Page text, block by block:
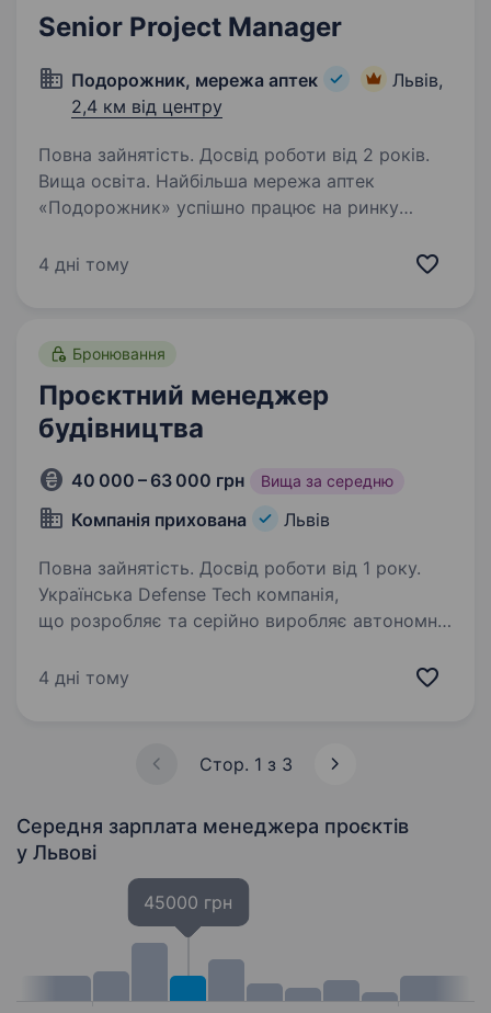
Senior Project Manager
Подорожник, мережа аптек
Львів,
2,4 км від центру
Повна зайнятість. Досвід роботи від 2 років.
Вища освіта. Найбільша мережа аптек
«Подорожник» успішно працює на ринку
і понад 12 000 працівників у всіх регіонах
4 дні тому
Бронювання
Проєктний менеджер
будівництва
40 000 – 63 000 грн Вища за середню
Компанія прихована Львів
Повна зайнятість. Досвід роботи від 1 року.
Українська Defense Tech компанія,
що розробляє та серійно виробляє автономні
умовах для понад 200 підрозділів Сил
4 дні тому
Стор. 1 з 3
Середня зарплата менеджера проєктів
у Львові
45000 грн